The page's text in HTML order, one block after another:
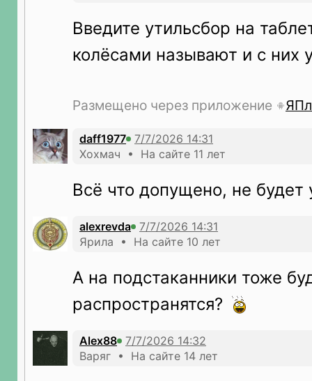
Введите утильсбор на
колёсами называют и с них
Размещено через приложение
daff1977
Хохмач • На сайте 11 лет
Всё что допущено, не будет
alexrevda
Ярила • На сайте 10 лет
А на подстаканники тоже
распространятся?
Alex88
Варяг • На сайте 14 лет